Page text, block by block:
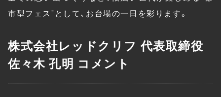
市型フェス”として、お台場の一日を彩ります。
株式会社レッドクリフ 代表取締役
佐々木 孔明 コメント